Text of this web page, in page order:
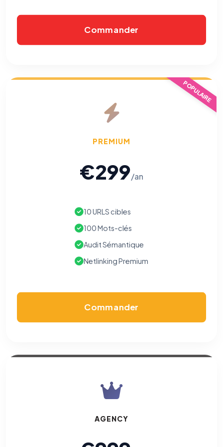
Commander
POPULAIRE
PREMIUM
€299/an
10 URLS cibles
100 Mots-clés
Audit Sémantique
Netlinking Premium
Commander
AGENCY
vous opposer à ce suivi ») — sans vous désinscrire des envois — ou
contact@logicielreferencement.com